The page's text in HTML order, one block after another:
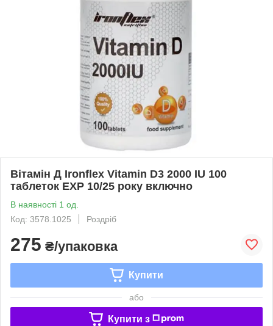
Вітамін Д Ironflex Vitamin D3 2000 IU 100
таблеток EXP 10/25 року включно
В наявності 1 од.
Код: 3578.1025
Роздріб
275 ₴/упаковка
Купити
або
Купити з